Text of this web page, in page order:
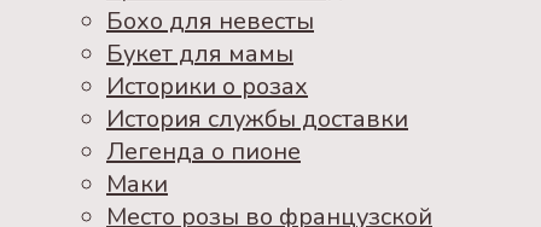
Бохо для невесты
Букет для мамы
Историки о розах
История службы доставки
Легенда о пионе
Маки
Место розы во французской